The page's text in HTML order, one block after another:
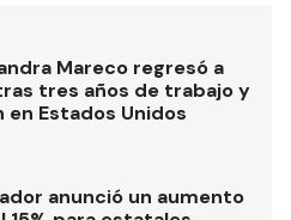
Mareco regresó a
tres años de trabajo y
Estados Unidos
anunció un aumento